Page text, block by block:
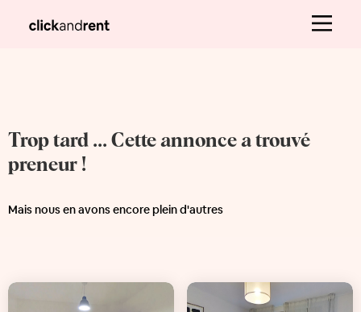
Trop tard ... Cette annonce a trouvé
preneur !
Mais nous en avons encore plein d'autres